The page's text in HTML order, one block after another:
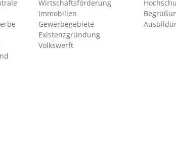
Wirtschaftsförderung
Immobilien
Gewerbegebiete
Existenzgründung
Volkswerft